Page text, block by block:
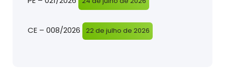
CE – 008/2026 22 de julho de 2026